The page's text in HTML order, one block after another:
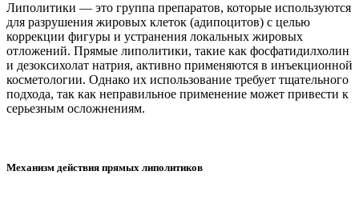
Липолитики — это группа препаратов, которые используются
для разрушения жировых клеток (адипоцитов) с целью
коррекции фигуры и устранения локальных жировых
отложений. Прямые липолитики, такие как фосфатидилхолин
и дезоксихолат натрия, активно применяются в инъекционной
косметологии. Однако их использование требует тщательного
подхода, так как неправильное применение может привести к
серьезным осложнениям.
Механизм действия прямых липолитиков